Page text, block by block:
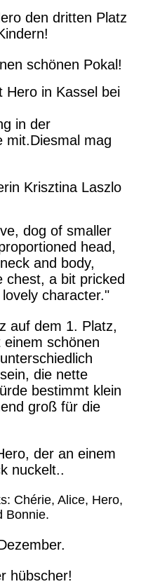
den dritten Platz
schönen Pokal!
Hero in Kassel bei
in der
mit.Diesmal mag
Krisztina Laszlo
dog of smaller
head,
and body,
chest, a bit pricked
character."
auf dem 1. Platz,
schönen
die nette
bestimmt klein
groß für die
der an einem
nuckelt..
Chérie, Alice, Hero,
Bonnie.
hübscher!